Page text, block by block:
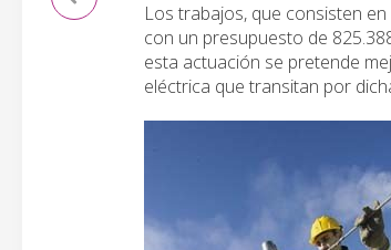
Los trabajos, que consisten
con un presupuesto de
esta actuación se pretende
eléctrica que transitan por